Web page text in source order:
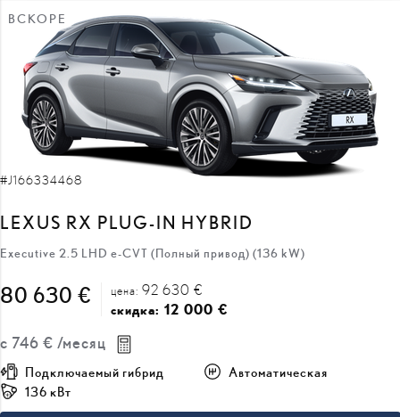
ВСКОРЕ
#J166334468
LEXUS RX PLUG-IN HYBRID
Executive 2.5 LHD e-CVT (Полный привод) (136 kW)
80 630 € цена: 92 630 €
скидка: 12 000 €
с 746 € /месяц
Подключаемый гибрид
Автоматическая
136 кВт